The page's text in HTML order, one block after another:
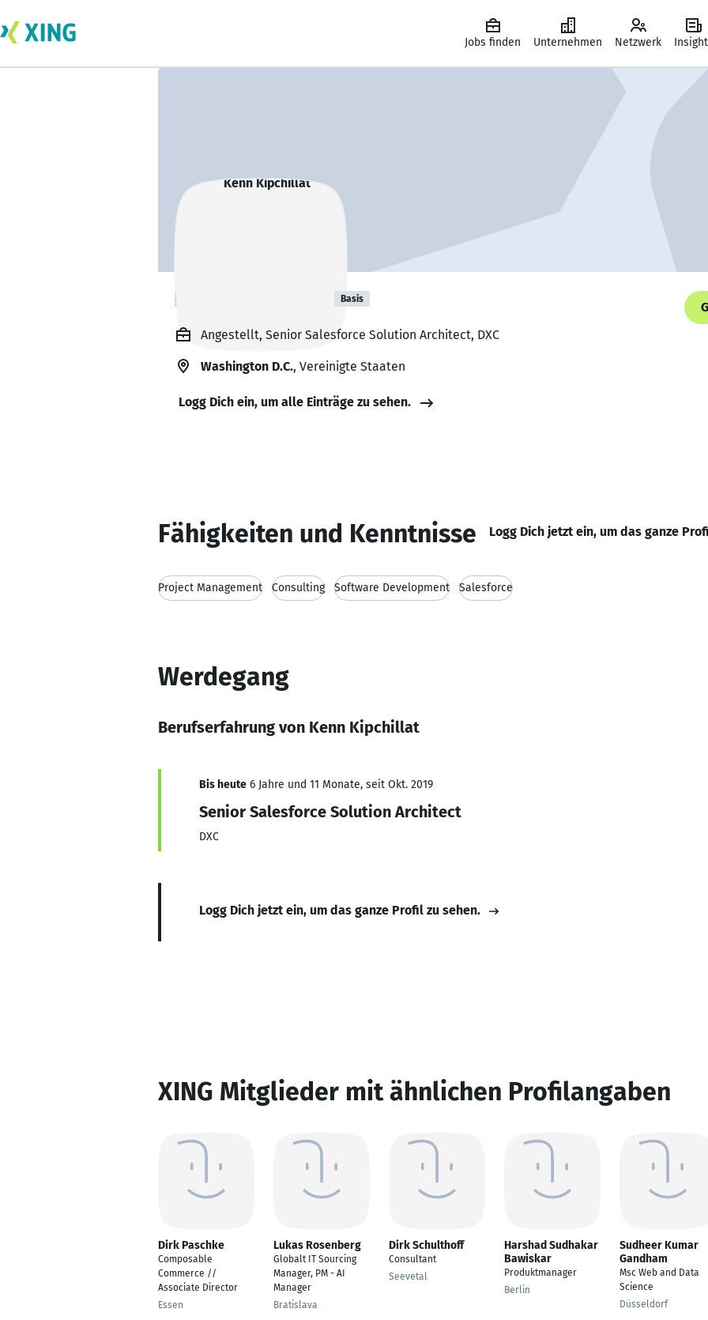
Jobs finden Unternehmen Netzwerk
Kenn Kipchillat Basis
Angestellt, Senior Salesforce Solution Architect, DXC
Washington D.C., Vereinigte Staaten
Logg Dich ein, um alle Einträge zu sehen.
Fähigkeiten und Kenntnisse Logg Dich jetzt ein, um das ganze
Project Management Consulting Software Development Salesforce
Werdegang
Berufserfahrung von Kenn Kipchillat
Bis heute 6 Jahre und 11 Monate, seit Okt. 2019
Senior Salesforce Solution Architect
DXC
Logg Dich jetzt ein, um das ganze Profil zu sehen.
XING Mitglieder mit ähnlichen Profilangaben
Dirk Paschke
Composable
Commerce //
Associate Director
Essen
Lukas Rosenberg
Globalt IT Sourcing
Manager, PM - AI
Manager
Bratislava
Dirk Schulthoff
Consultant
Seevetal
Harshad Sudhakar
Bawiskar
Produktmanager
Berlin
Sudheer Kumar
Gandham
Msc Web and Data
Science
Düsseldorf